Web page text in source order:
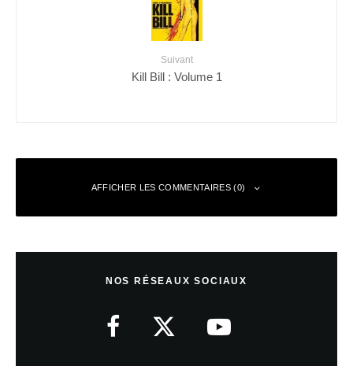
Suivant
Kill Bill : Volume 1
AFFICHER LES COMMENTAIRES (0)
NOS RÉSEAUX SOCIAUX